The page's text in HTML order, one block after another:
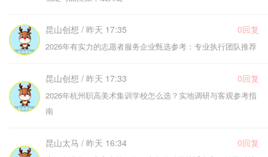
昆山创想 / 昨天 17:35 0回复
2026年有实力的志愿者服务企业甄选参考：专业执行团队推荐
昆山创想 / 昨天 17:33 0回复
2026年杭州职高美术集训学校怎么选？实地调研与客观参考指
南
昆山太马 / 昨天 16:34 0回复